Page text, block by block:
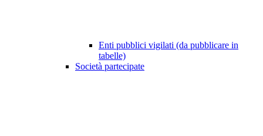
Enti pubblici vigilati (da pubblicare in
tabelle)
Società partecipate